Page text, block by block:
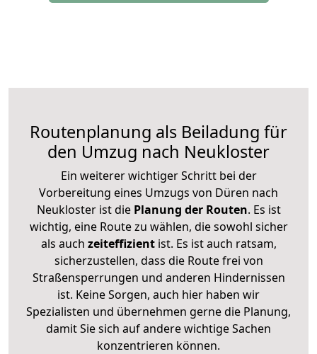
Routenplanung als Beiladung für
den Umzug nach Neukloster
Ein weiterer wichtiger Schritt bei der
Vorbereitung eines Umzugs von Düren nach
Neukloster ist diePlanung der Routen. Es ist
wichtig, eine Route zu wählen, die sowohl sicher
als auch zeiteffizientist. Es ist auch ratsam,
sicherzustellen, dass die Route frei von
Straßensperrungen und anderen Hindernissen
ist. Keine Sorgen, auch hier haben wir
Spezialisten und übernehmen gerne die Planung,
damit Sie sich auf andere wichtige Sachen
konzentrieren können.